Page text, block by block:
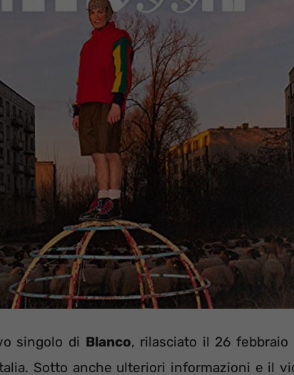
singolo di Blanco, rilasciato il 26 febbraio
Sotto anche ulteriori informazioni e il